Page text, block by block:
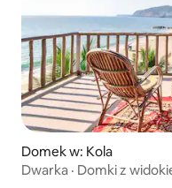
Domek w: Kola
Dwarka · Domki z